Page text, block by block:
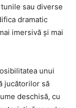
sau diverse
dramatic
imersivă și mai
unui
jucătorilor să
deschisă, cu